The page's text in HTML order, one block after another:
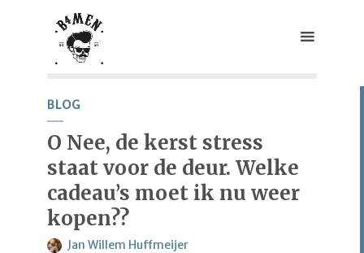
BLOG
O Nee, de kerst stress
staat voor de deur. Welke
cadeau’s moet ik nu weer
kopen??
Jan Willem Huffmeijer